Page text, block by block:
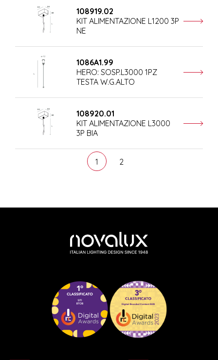
108919.02
KIT ALIMENTAZIONE L1200 3P
NE
1086A1.99
HERO: SOSP.L3000 1PZ
TESTA W.G.ALTO
108920.01
KIT ALIMENTAZIONE L3000
3P BIA
1 2